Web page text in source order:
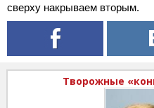
сверху накрываем вторым.
Творожные